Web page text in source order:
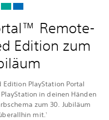
Remote-
Edition zum
PlayStation Portal
in deinen Händen
zum 30. Jubiläum
mit.